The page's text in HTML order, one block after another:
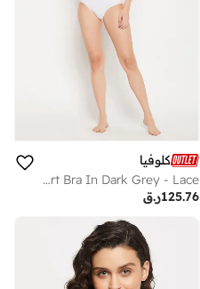
كلوفيا
Clovia Padded Non-Wired Full Cup Paint Splatter Print T-Shirt Bra In Dark Grey - Lace
ر.ق125.76